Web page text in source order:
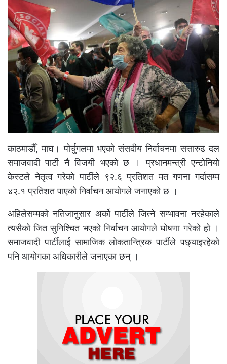
काठमाडौँ, माघ। पोर्चुगलमा भएको संसदीय निर्वाचनमा सत्तारुढ दल
समाजवादी पार्टी नै विजयी भएको छ । प्रधानमन्त्री एन्टोनियो
केस्टले नेतृत्व गरेको पार्टीले ९२.६ प्रतिशत मत गणना गर्दासम्म
४२.१ प्रतिशत पाएको निर्वाचन आयोगले जनाएको छ ।
अहिलेसम्मको नतिजानुसार अर्को पार्टीले जित्ने सम्भावना नरहेकाले
त्यसैको जित सुनिश्चित भएको निर्वाचन आयोगले घोषणा गरेको हो ।
समाजवादी पार्टीलाई सामाजिक लोकतान्त्रिक पार्टीले पछ्याइरहेको
पनि आयोगका अधिकारीले जनाएका छन् ।